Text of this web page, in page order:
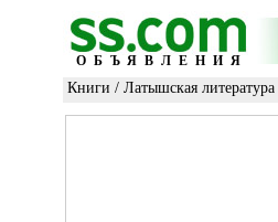
ОБЪЯВЛЕНИЯ
Книги / Латышская литература